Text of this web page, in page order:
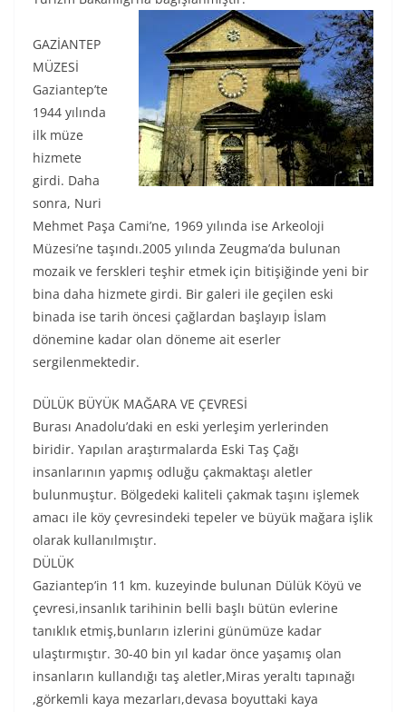
GAZİANTEP
MÜZESİ
Gaziantep’te
1944 yılında
ilk müze
hizmete
girdi. Daha
sonra, Nuri
Mehmet Paşa Cami’ne, 1969 yılında ise Arkeoloji
Müzesi’ne taşındı.2005 yılında Zeugma’da bulunan
mozaik ve ferskleri teşhir etmek için bitişiğinde yeni bir
bina daha hizmete girdi. Bir galeri ile geçilen eski
binada ise tarih öncesi çağlardan başlayıp İslam
dönemine kadar olan döneme ait eserler
sergilenmektedir.
DÜLÜK BÜYÜK MAĞARA VE ÇEVRESİ
Burası Anadolu’daki en eski yerleşim yerlerinden
biridir. Yapılan araştırmalarda Eski Taş Çağı
insanlarının yapmış odluğu çakmaktaşı aletler
bulunmuştur. Bölgedeki kaliteli çakmak taşını işlemek
amacı ile köy çevresindeki tepeler ve büyük mağara işlik
olarak kullanılmıştır.
DÜLÜK
Gaziantep’in 11 km. kuzeyinde bulunan Dülük Köyü ve
çevresi,insanlık tarihinin belli başlı bütün evlerine
tanıklık etmiş,bunların izlerini günümüze kadar
ulaştırmıştır. 30-40 bin yıl kadar önce yaşamış olan
insanların kullandığı taş aletler,Miras yeraltı tapınağı
,görkemli kaya mezarları,devasa boyuttaki kaya